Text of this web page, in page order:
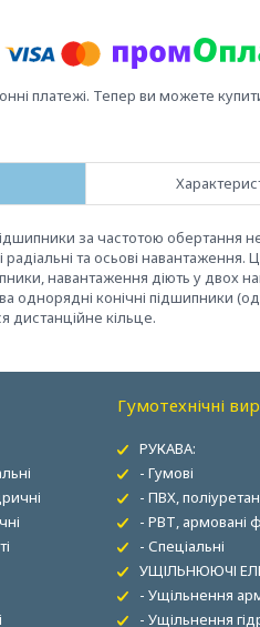
платежі. Тепер ви можете
за частотою обертання
та осьові
навантаження діють у двох
однорядні конічні підшипники
дистанційне кільце.
Гумотехнічні
РУКАВА:
- Гумові
- ПВХ,
- РВТ, армовані
- Спеціальні
УЩІЛЬНЮЮЧІ
- Ущільнення
- Ущільнення